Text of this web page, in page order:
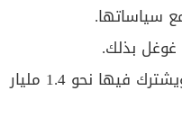
سياساتها.
غوغل بذلك.
وتعد خدمة بريد جي ميل الأوسع انتشارا في العالم، ويشترك فيها نحو 1.4 مليار